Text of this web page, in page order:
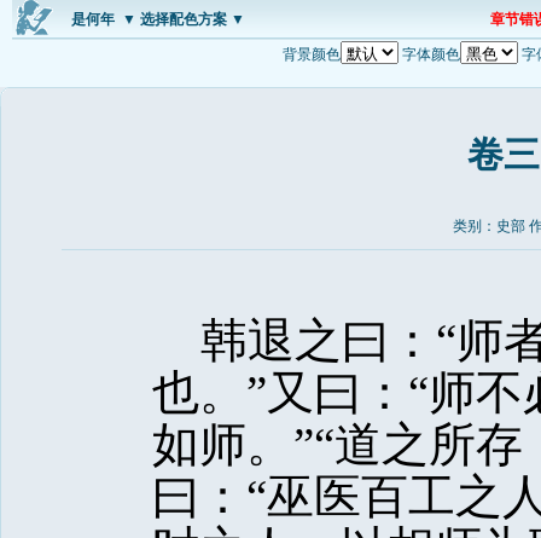
是何年 ▼ 选择配色方案 ▼ 章节错
背景颜色 字体颜色 字
卷
类别：史部
韩退之曰：“师
也。”又曰：“师
如师。”“道之所
曰：“巫医百工之